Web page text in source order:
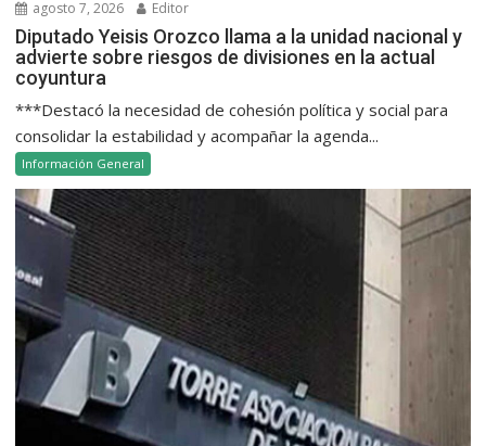
agosto 7, 2026 Editor
Diputado Yeisis Orozco llama a la unidad nacional y
advierte sobre riesgos de divisiones en la actual
coyuntura
***Destacó la necesidad de cohesión política y social para
consolidar la estabilidad y acompañar la agenda...
Información General